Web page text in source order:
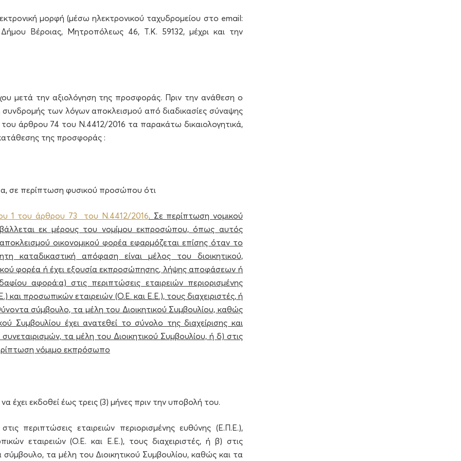
μορφή (μέσω ηλεκτρονικού ταχυδρομείου στο email:
Βέροιας, Μητροπόλεως 46, Τ.Κ. 59132, μέχρι και την
μετά την αξιολόγηση της προσφοράς. Πριν την ανάθεση ο
συνδρομής των λόγων αποκλεισμού από διαδικασίες σύναψης
άρθρου 74 του Ν.4412/2016 τα παρακάτω δικαιολογητικά,
της προσφοράς :
σε περίπτωση φυσικού προσώπου ότι
1 του άρθρου 73 του Ν.4412/2016. Σε περίπτωση νομικού
εκ μέρους του νομίμου εκπροσώπου, όπως αυτός
οικονομικού φορέα εφαρμόζεται επίσης όταν το
καταδικαστική απόφαση είναι μέλος του διοικητικού,
φορέα ή έχει εξουσία εκπροσώπησης, λήψης αποφάσεων ή
αφορά:α) στις περιπτώσεις εταιρειών περιορισμένης
και προσωπικών εταιρειών (Ο.Ε. και Ε.Ε.), τους διαχειριστές, ή
σύμβουλο, τα μέλη του Διοικητικού Συμβουλίου, καθώς
έχει ανατεθεί το σύνολο της διαχείρισης και
τα μέλη του Διοικητικού Συμβουλίου, ή δ) στις
νόμιμο εκπρόσωπο
εκδοθεί έως τρεις (3) μήνες πριν την υποβολή του.
περιπτώσεις εταιρειών περιορισμένης ευθύνης (Ε.Π.Ε.),
εταιρειών (Ο.Ε. και Ε.Ε.), τους διαχειριστές, ή β) στις
τα μέλη του Διοικητικού Συμβουλίου, καθώς και τα